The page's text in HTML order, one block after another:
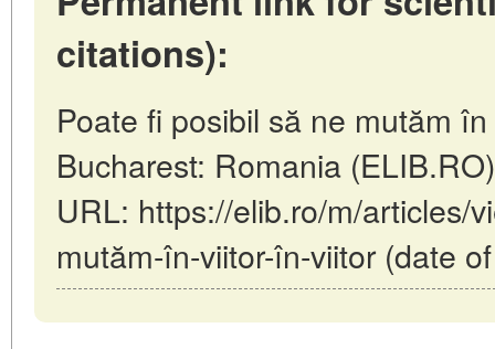
citations):
Poate fi posibil să ne mutăm
Bucharest: Romania
URL: https://elib.ro/m/articles/
mutăm-în-viitor-în-viitor (date